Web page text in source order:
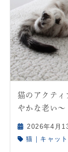
猫のアクティ
やかな老い〜
2026年4月
猫｜キャッ